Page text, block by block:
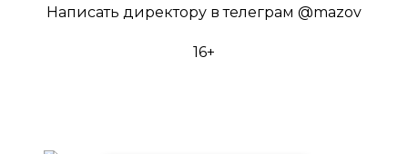
Написать директору в телеграм @mazov
16+